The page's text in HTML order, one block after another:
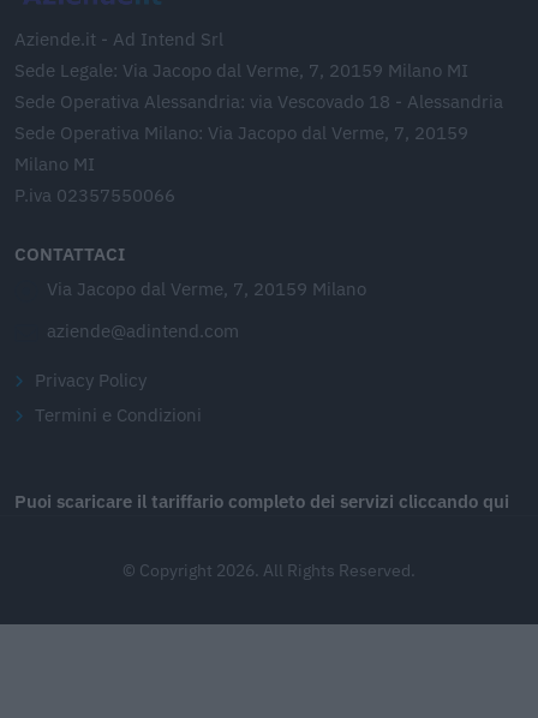
Aziende.it - Ad Intend Srl
Sede Legale: Via Jacopo dal Verme, 7, 20159 Milano MI
Sede Operativa Alessandria: via Vescovado 18 - Alessandria
Sede Operativa Milano: Via Jacopo dal Verme, 7, 20159
Milano MI
P.iva 02357550066
CONTATTACI
Via Jacopo dal Verme, 7, 20159 Milano
aziende@adintend.com
Privacy Policy
Termini e Condizioni
Puoi scaricare il tariffario completo dei servizi cliccando qui
© Copyright 2026. All Rights Reserved.